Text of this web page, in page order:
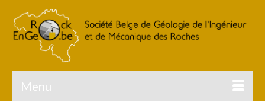
Menu